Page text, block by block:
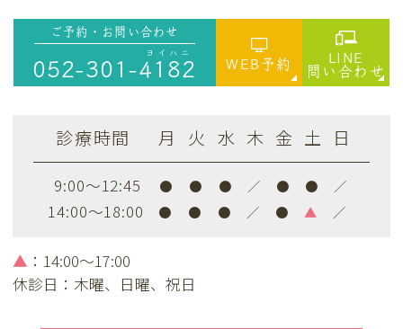
ご予約・お問い合わせ
052-301-4182
ヨイハニ
WEB予約
LINE
問い合わせ
診療時間 月 火 水 木 金 土 日
9:00～12:45 ● ● ● ／ ● ● ／
14:00～18:00 ● ● ● ／ ● ▲ ／
▲ ：14:00～17:00
休診日：木曜、日曜、祝日